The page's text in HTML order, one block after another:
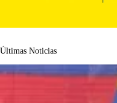
Últimas Noticias